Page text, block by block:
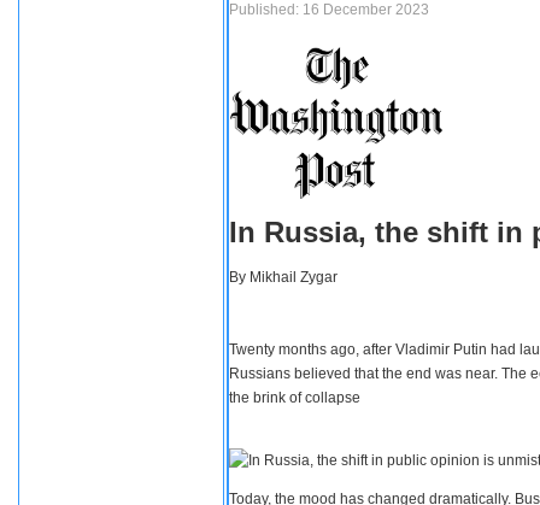
Published: 16 December 2023
In Russia, the shift in
By Mikhail Zygar
Twenty months ago, after Vladimir Putin had
Russians believed that the end was near. The
the brink of collapse
Today, the mood has changed dramatically.